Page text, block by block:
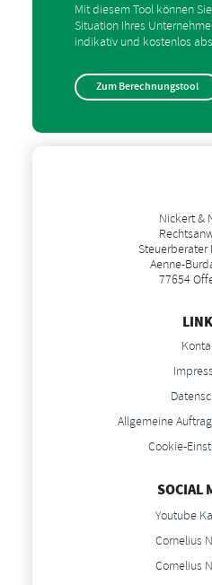
Mit diesem Tool können
Situation Ihres
indikativ und kostenlos
Zum Berechnungstool
Nickert &
Steuerberater
Aenne-
77654
Allgemeine
Cookie-
SOCIAL
Youtube
Cornelius
Cornelius